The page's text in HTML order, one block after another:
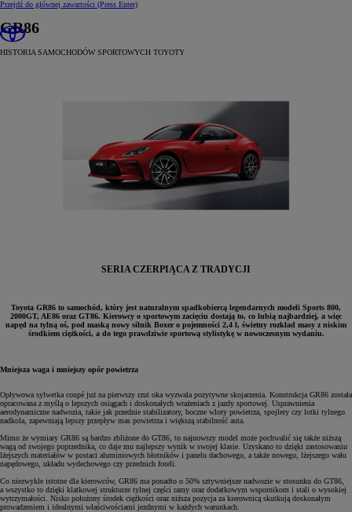
Przejdź do głównej zawartości (Press Enter)
GR86
HISTORIA SAMOCHODÓW SPORTOWYCH TOYOTY
SERIA CZERPIĄCA Z TRADYCJI
Toyota GR86 to samochód, który jest naturalnym spadkobiercą legendarnych modeli Sports 800,
2000GT, AE86 oraz GT86. Kierowcy o sportowym zacięciu dostają to, co lubią najbardziej, a więc
napęd na tylną oś, pod maską nowy silnik Boxer o pojemności 2,4 l, świetny rozkład masy z niskim
środkiem ciężkości, a do tego prawdziwie sportową stylistykę w nowoczesnym wydaniu.
Mniejsza waga i mniejszy opór powietrza
Opływowa sylwetka coupé już na pierwszy rzut oka wyzwala pozytywne skojarzenia. Konstrukcja GR86 została
opracowana z myślą o lepszych osiągach i doskonałych wrażeniach z jazdy sportowej. Usprawnienia
aerodynamiczne nadwozia, takie jak przednie stabilizatory, boczne wloty powietrza, spojlery czy lotki tylnego
nadkola, zapewniają lepszy przepływ mas powietrza i większą stabilność auta.
Mimo że wymiary GR86 są bardzo zbliżone do GT86, to najnowszy model może pochwalić się także niższą
wagą od swojego poprzednika, co daje mu najlepszy wynik w swojej klasie. Uzyskano to dzięki zastosowaniu
lżejszych materiałów w postaci aluminiowych błotników i panelu dachowego, a także nowego, lżejszego wału
napędowego, układu wydechowego czy przednich foteli.
Co niezwykle istotne dla kierowców, GR86 ma ponadto o 50% sztywniejsze nadwozie w stosunku do GT86,
a wszystko to dzięki klatkowej strukturze tylnej części ramy oraz dodatkowym wspornikom i stali o wysokiej
wytrzymałości. Nisko położony środek ciężkości oraz niższa pozycja za kierownicą skutkują doskonałym
prowadzeniem i idealnymi właściwościami jezdnymi w każdych warunkach.